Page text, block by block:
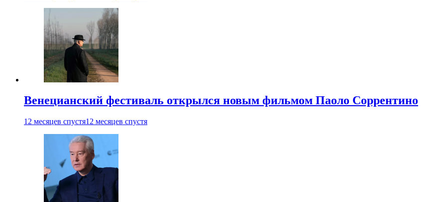
Венецианский фестиваль открылся новым фильмом Паоло Соррентино
12 месяцев спустя12 месяцев спустя